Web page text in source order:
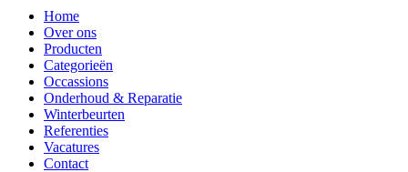
Home
Over ons
Producten
Categorieën
Occassions
Onderhoud & Reparatie
Winterbeurten
Referenties
Vacatures
Contact